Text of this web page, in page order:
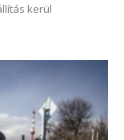
kerül